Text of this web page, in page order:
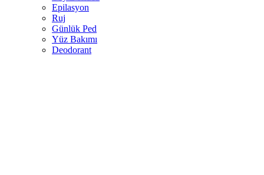
Epilasyon
Ruj
Günlük Ped
Yüz Bakımı
Deodorant